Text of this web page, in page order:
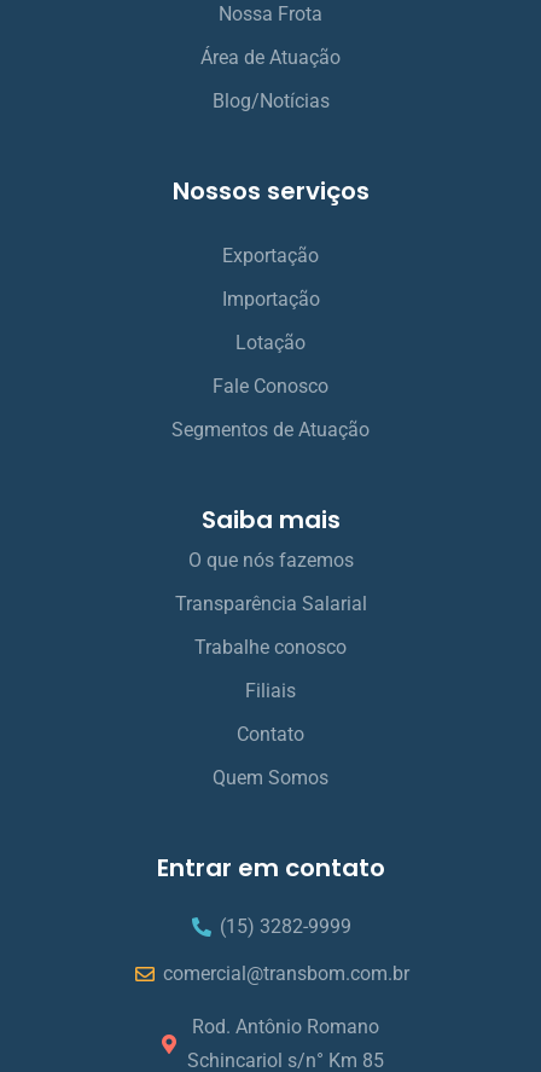
Nossa Frota
Área de Atuação
Blog/Notícias
Nossos serviços
Exportação
Importação
Lotação
Fale Conosco
Segmentos de Atuação
Saiba mais
O que nós fazemos
Transparência Salarial
Trabalhe conosco
Filiais
Contato
Quem Somos
Entrar em contato
(15) 3282-9999
comercial@transbom.com.br
Rod. Antônio Romano
Schincariol s/n° Km 85